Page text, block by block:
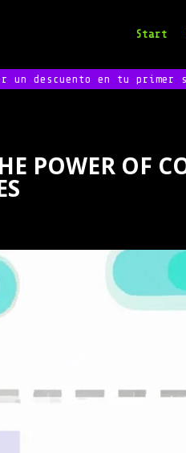
Start
un descuento en tu
POWER OF